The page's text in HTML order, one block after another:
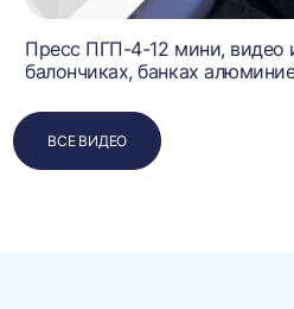
Пресс ПГП-4-12 мини, видео
балончиках, банках
ВСЕ ВИДЕО